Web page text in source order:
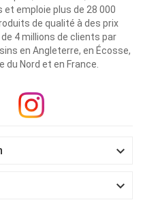
emploie plus de 28 000
de qualité à des prix
4 millions de clients par
en Angleterre, en Écosse,
du Nord et en France.

